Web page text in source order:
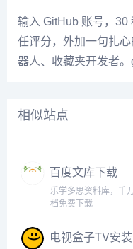
输入 GitHub 账号，30
任评分，外加一句扎
器人、收藏夹开发者
相似站点
百度文库下载
乐学多思资料库，千
档免费下载
电视盒子TV安装